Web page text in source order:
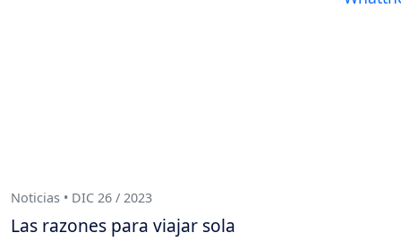
Noticias • DIC 26 / 2023
Las razones para viajar sola